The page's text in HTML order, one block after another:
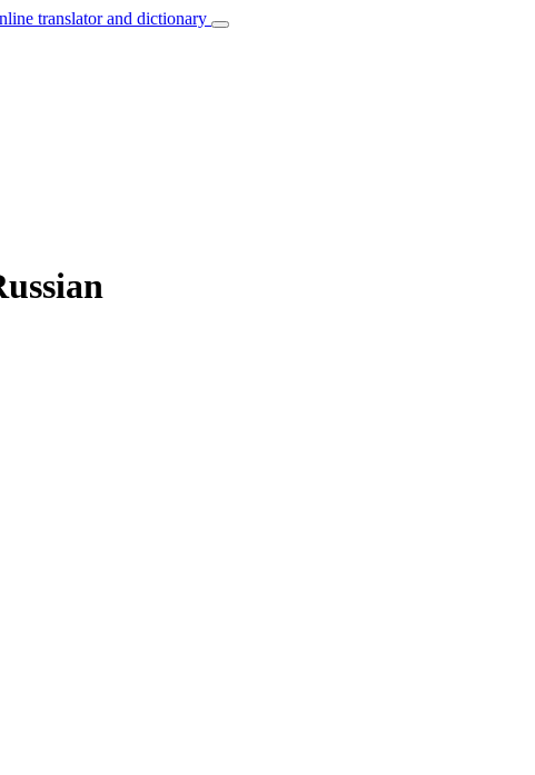
translator and dictionary